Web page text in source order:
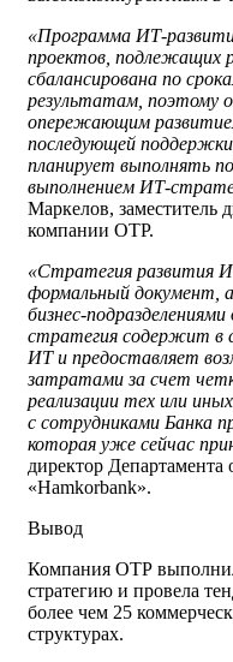
«Программа ИТ-
проектов, подлежащих
сбалансирована по
результатам, поэтому
опережающим
последующей
планирует выполнять
выполнением ИТ-
Маркелов, заместитель
компании ОТР.
«Стратегия развития
формальный документ,
бизнес-
стратегия содержит в
ИТ и предоставляет
затратами за счет
реализации тех или
с сотрудниками Банка
которая уже сейчас
директор
«Hamkorbank».
Вывод
Компания ОТР
стратегию и провела
более чем 25
структурах.